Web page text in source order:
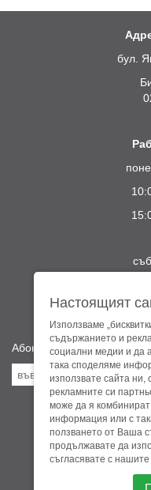
бул.
Настоящият
Използваме
съдържанието и
социални медии и да
така споделяме
използвате сайта ни,
рекламните си
може да я
информация или с
ползването от Ваша
продължавате да
съгласявате с нашите